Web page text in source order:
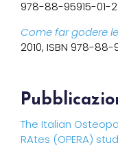
978-88-95915-01-2
Come far godere
2010, ISBN 978-
The Italian
RAtes (OPERA)